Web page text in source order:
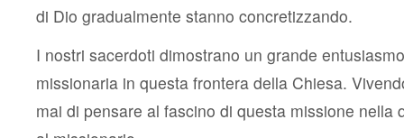
di Dio gradualmente stanno concretizzando.
I nostri sacerdoti dimostrano un grande
missionaria in questa frontera della Chiesa.
mai di pensare al fascino di questa missione nella